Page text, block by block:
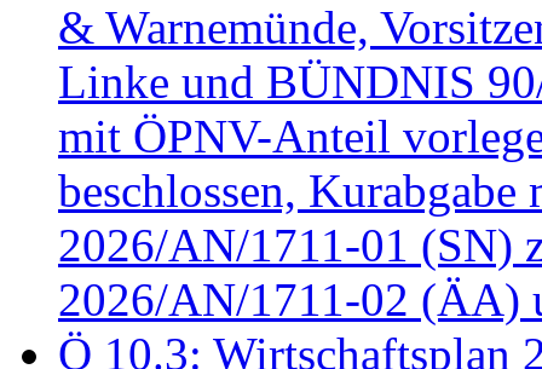
& Warnemünde,
Linke und BÜNDNIS
mit ÖPNV-Anteil
beschlossen,
2026/AN/1711-01 (SN)
2026/AN/1711-02 (ÄA)
Ö 10.3: Wirtschaftsplan